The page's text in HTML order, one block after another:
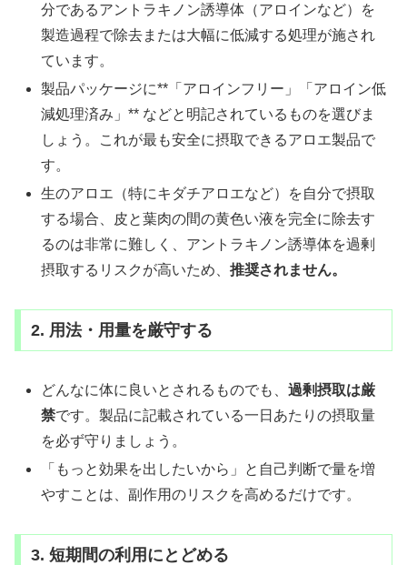
分であるアントラキノン誘導体（アロインなど）を
製造過程で除去または大幅に低減する処理が施され
ています。
製品パッケージに**「アロインフリー」「アロイン低
減処理済み」** などと明記されているものを選びま
しょう。これが最も安全に摂取できるアロエ製品で
す。
生のアロエ（特にキダチアロエなど）を自分で摂取
する場合、皮と葉肉の間の黄色い液を完全に除去す
るのは非常に難しく、アントラキノン誘導体を過剰
摂取するリスクが高いため、推奨されません。
2. 用法・用量を厳守する
どんなに体に良いとされるものでも、過剰摂取は厳
禁です。製品に記載されている一日あたりの摂取量
を必ず守りましょう。
「もっと効果を出したいから」と自己判断で量を増
やすことは、副作用のリスクを高めるだけです。
3. 短期間の利用にとどめる